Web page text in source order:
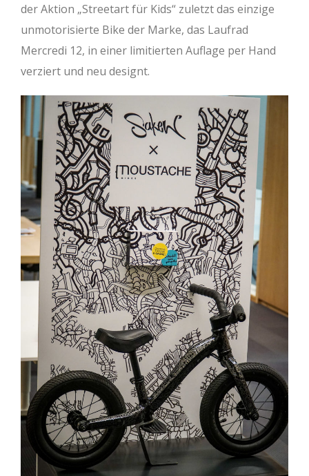
der Aktion „Streetart für Kids“ zuletzt das einzige
unmotorisierte Bike der Marke, das Laufrad
Mercredi 12, in einer limitierten Auflage per Hand
verziert und neu designt.